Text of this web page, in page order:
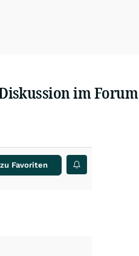
im Forum
zu Favoriten